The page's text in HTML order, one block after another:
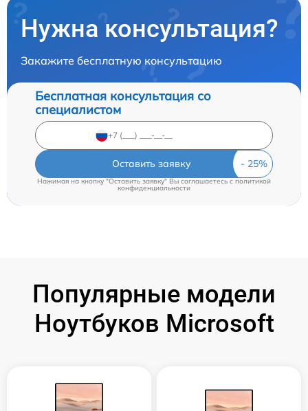
Нужна консультация?
Закажите бесплатную консультацию
Бесплатная консультация со
специалистом
Оставить заявку
Нажимая на кнопку "Оставить заявку" Вы соглашаетесь cполитикой
конфиденциальности
Популярные модели
Ноутбуков Microsoft